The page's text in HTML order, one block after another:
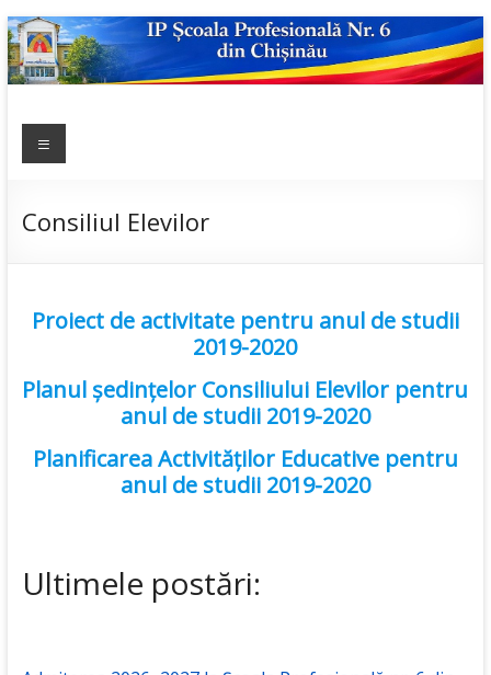
Skip
to
content
NR.6
scoala
nr.6; școală
2019;
Meniu
Consiliul Elevilor
Proiect de activitate pentru anul de studii
2019-2020
Planul ședințelor Consiliului Elevilor pentru
anul de studii 2019-2020
Planificarea Activităților Educative pentru
anul de studii 2019-2020
Ultimele postări: